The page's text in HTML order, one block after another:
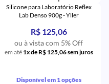
Silicone para Laboratório Reflex
Lab Denso 900g - Yller
R$ 125,06
ou à vista com 5% Off
em até 1x de R$ 125,06 sem juros
Disponível em 1 opções